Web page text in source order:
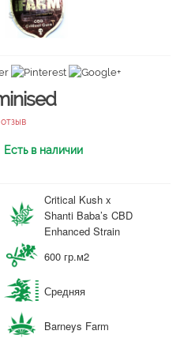
Есть в наличии
Critical Kush x
Shanti Baba’s CBD
Enhanced Strain
600 гр.м2
Средняя
Barneys Farm